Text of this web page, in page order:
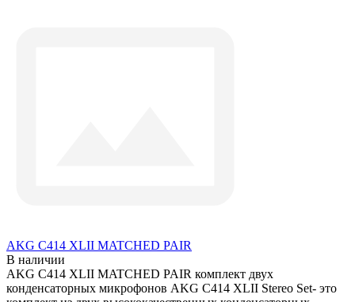
AKG C414 XLII MATCHED PAIR
В наличии
AKG C414 XLII MATCHED PAIR комплект двух
конденсаторных микрофонов AKG C414 XLII Stereo Set- это